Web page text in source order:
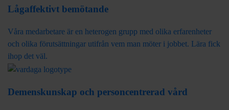
Lågaffektivt bemötande
Våra medarbetare är en heterogen grupp med olika erfarenheter
och olika förutsättningar utifrån vem man möter i jobbet. Lära fick
ihop det väl.
Demenskunskap och personcentrerad vård